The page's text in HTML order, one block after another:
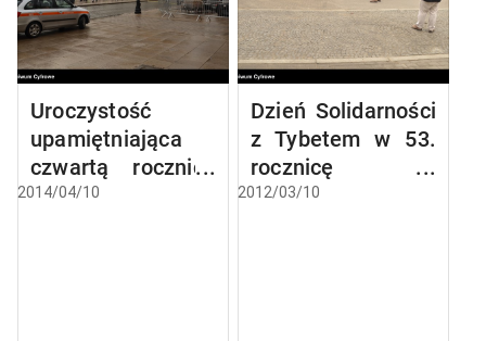
Uroczystość
upamiętniająca
czwartą rocznicę
katastrofy
2014/04/10
Dzień Solidarności
z Tybetem w 53.
rocznicę
antychińskiego
2012/03/10